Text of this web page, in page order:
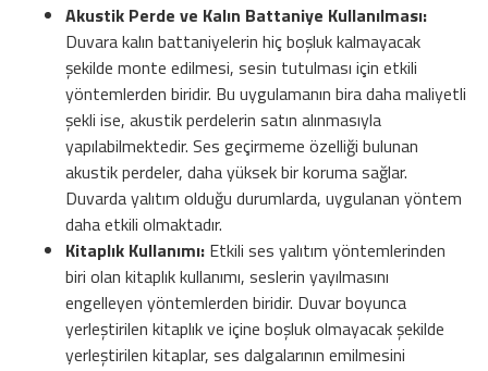
Akustik Perde ve Kalın Battaniye Kullanılması:
Duvara kalın battaniyelerin hiç boşluk kalmayacak
şekilde monte edilmesi, sesin tutulması için etkili
yöntemlerden biridir. Bu uygulamanın bira daha maliyetli
şekli ise, akustik perdelerin satın alınmasıyla
yapılabilmektedir. Ses geçirmeme özelliği bulunan
akustik perdeler, daha yüksek bir koruma sağlar.
Duvarda yalıtım olduğu durumlarda, uygulanan yöntem
daha etkili olmaktadır.
Kitaplık Kullanımı: Etkili ses yalıtım yöntemlerinden
biri olan kitaplık kullanımı, seslerin yayılmasını
engelleyen yöntemlerden biridir. Duvar boyunca
yerleştirilen kitaplık ve içine boşluk olmayacak şekilde
yerleştirilen kitaplar, ses dalgalarının emilmesini